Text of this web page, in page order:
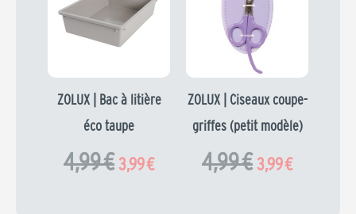
ZOLUX | Bac à litière
éco taupe
4,99€
initial
était :
3,99€
actuel
ZOLUX | Ciseaux coupe-
griffes (petit modèle)
4,99€
initial
était :
3,99€